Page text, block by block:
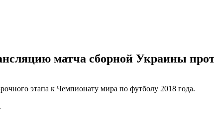
матча сборной Украины
этапа к Чемпионату мира по футболу 2018 года.